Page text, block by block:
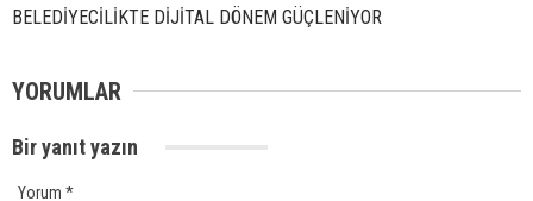
BELEDİYECİLİKTE DİJİTAL DÖNEM GÜÇLENİYOR
YORUMLAR
Bir yanıt yazın
Yorum *